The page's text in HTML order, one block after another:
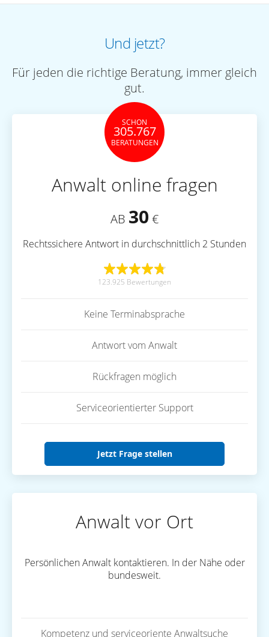
Und jetzt?
Für jeden die richtige Beratung, immer gleich
gut.
SCHON
305.767
BERATUNGEN
Anwalt online fragen
AB 30 €
Rechtssichere Antwort in durchschnittlich 2 Stunden
123.925 Bewertungen
Keine Terminabsprache
Antwort vom Anwalt
Rückfragen möglich
Serviceorientierter Support
Jetzt Frage stellen
Anwalt vor Ort
Persönlichen Anwalt kontaktieren. In der Nähe oder
bundesweit.
Kompetenz und serviceoriente Anwaltsuche